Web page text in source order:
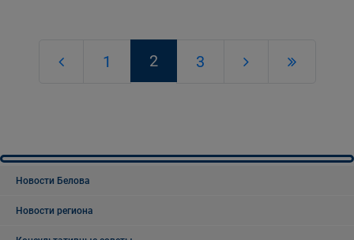
1 2 3
Новости Белова
Новости региона